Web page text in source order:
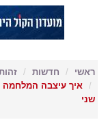
ראשי חדשות
איך עיצבה המלחמה
שני